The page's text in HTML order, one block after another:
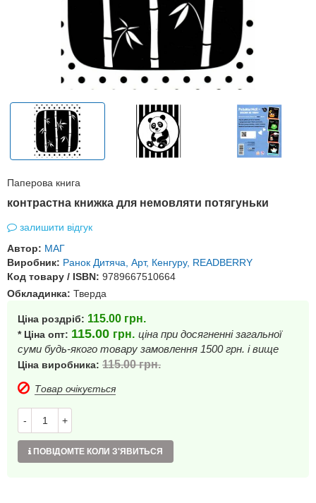
Паперова книга
контрастна книжка для немовляти потягуньки
залишити відгук
Автор: МАГ
Виробник: Ранок Дитяча, Арт, Кенгуру, READBERRY
Код товару / ISBN: 9789667510664
Обкладинка: Тверда
Ціна роздріб: 115.00 грн.
* Ціна опт: 115.00 грн. ціна при досягненні загальної
суми будь-якого товару замовлення 1500 грн. і вище
Ціна виробника: 115.00грн.
Товар очікується
- +
ПОВІДОМТЕ КОЛИ З'ЯВИТЬСЯ